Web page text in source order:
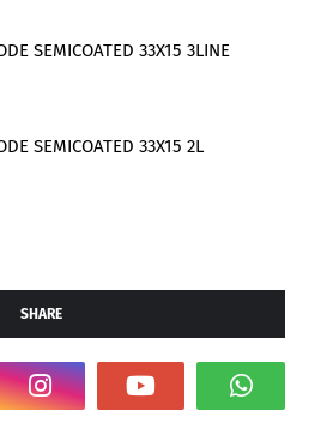
SEMICOATED 33X15 3LINE
SEMICOATED 33X15 2L
SHARE